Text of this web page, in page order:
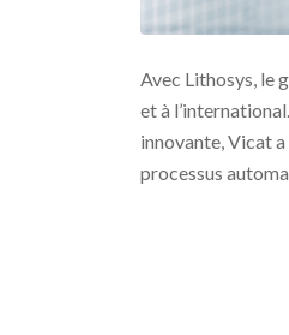
Avec Lithosys, le
et à
innovante, Vicat
processus